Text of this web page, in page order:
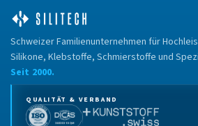
Schweizer Familienunternehmen für
Silikone, Klebstoffe, Schmierstoffe und
Seit 2000.
QUALITÄT & VERBAND